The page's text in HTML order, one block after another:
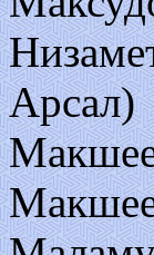
Арсал)